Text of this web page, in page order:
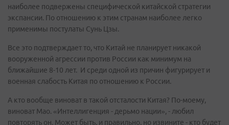
наиболее подвержены специфической китайской стратегии
экспансии. По отношению к этим странам наиболее легко
применимы постулаты Сунь Цзы.
Все это подтверждает то, что Китай не планирует никакой
вооруженной агрессии против России как минимум на
ближайшие 8-10 лет. И среди одной из причин фигурирует и
военная слабость Китая по отношению к России.
А кто вообще виноват в такой отсталости Китая? По-моему,
виноват Мао. «Интеллигенция - дерьмо нации», - любил
повторять он. Может быть, и правильно, но извините - кто будет